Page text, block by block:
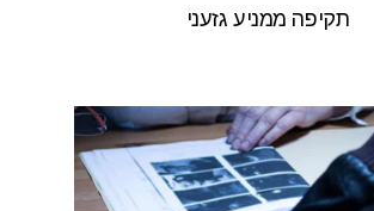
תקיפה ממניע גזעני